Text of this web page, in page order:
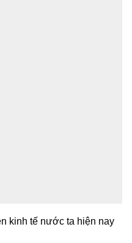
kinh tế nước ta hiện nay